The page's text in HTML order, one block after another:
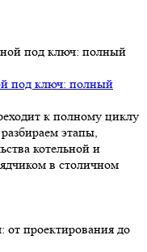
под ключ: полный
к полному циклу
этапы,
котельной и
в столичном